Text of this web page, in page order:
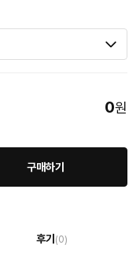
0원
구매하기
후기 (0)